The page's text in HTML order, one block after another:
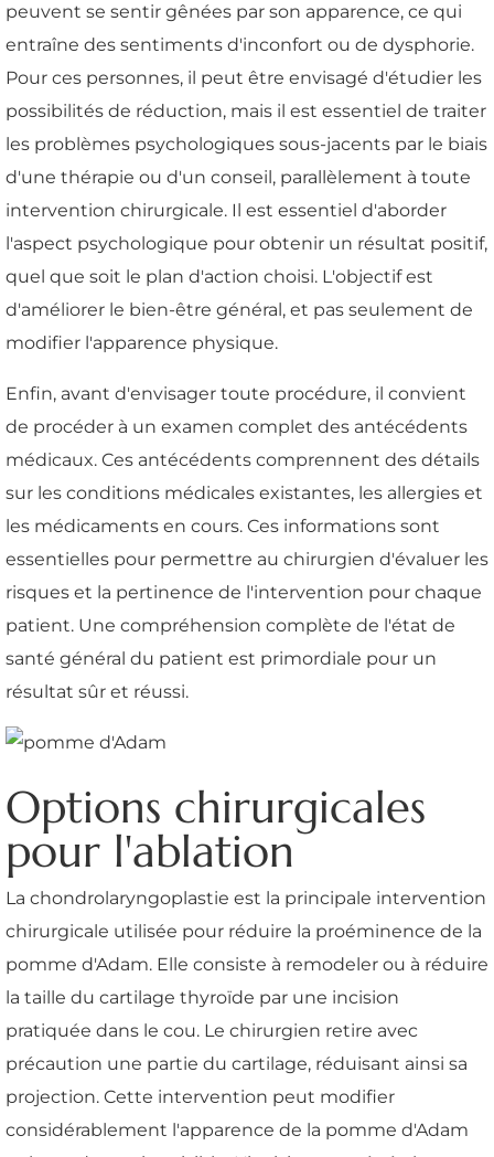
peuvent se sentir gênées par son apparence, ce qui
entraîne des sentiments d'inconfort ou de dysphorie.
Pour ces personnes, il peut être envisagé d'étudier les
possibilités de réduction, mais il est essentiel de traiter
les problèmes psychologiques sous-jacents par le biais
d'une thérapie ou d'un conseil, parallèlement à toute
intervention chirurgicale. Il est essentiel d'aborder
l'aspect psychologique pour obtenir un résultat positif,
quel que soit le plan d'action choisi. L'objectif est
d'améliorer le bien-être général, et pas seulement de
modifier l'apparence physique.
Enfin, avant d'envisager toute procédure, il convient
de procéder à un examen complet des antécédents
médicaux. Ces antécédents comprennent des détails
sur les conditions médicales existantes, les allergies et
les médicaments en cours. Ces informations sont
essentielles pour permettre au chirurgien d'évaluer les
risques et la pertinence de l'intervention pour chaque
patient. Une compréhension complète de l'état de
santé général du patient est primordiale pour un
résultat sûr et réussi.
Options chirurgicales
pour l'ablation
La chondrolaryngoplastie est la principale intervention
chirurgicale utilisée pour réduire la proéminence de la
pomme d'Adam. Elle consiste à remodeler ou à réduire
la taille du cartilage thyroïde par une incision
pratiquée dans le cou. Le chirurgien retire avec
précaution une partie du cartilage, réduisant ainsi sa
projection. Cette intervention peut modifier
considérablement l'apparence de la pomme d'Adam